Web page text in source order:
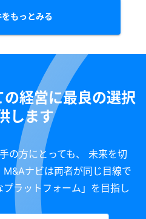
もっとみる
経営に最良の選択
します
の方にとっても、 未来を切
ナビは両者が同じ目線で
ラットフォーム」を目指し